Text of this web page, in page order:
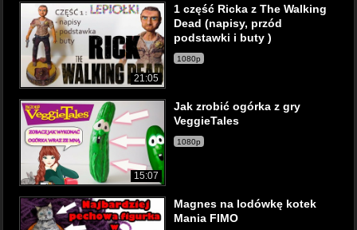
21:05
1 część Ricka z The Walking
Dead (napisy, przód
podstawki i buty )
1080p
15:07
Jak zrobić ogórka z gry
VeggieTales
1080p
Magnes na lodówkę kotek
Mania FIMO